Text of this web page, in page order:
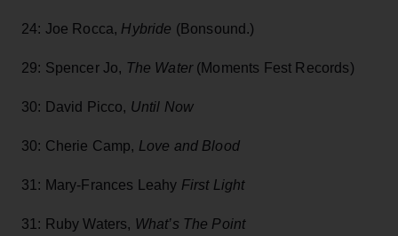
24: Joe Rocca, Hybride (Bonsound.)
29: Spencer Jo, The Water (Moments Fest Records)
30: David Picco, Until Now
30: Cherie Camp, Love and Blood
31: Mary-Frances Leahy First Light
31: Ruby Waters, What’s The Point